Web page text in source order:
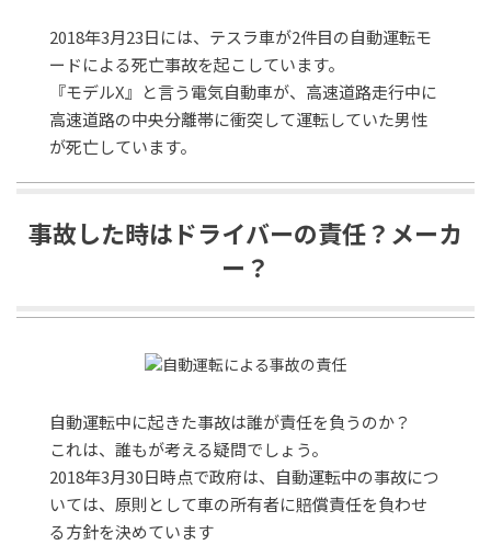
2018年3月23日には、テスラ車が2件目の自動運転モ
ードによる死亡事故を起こしています。
『モデルX』と言う電気自動車が、高速道路走行中に
高速道路の中央分離帯に衝突して運転していた男性
が死亡しています。
事故した時はドライバーの責任？メーカ
ー？
自動運転中に起きた事故は誰が責任を負うのか？
これは、誰もが考える疑問でしょう。
2018年3月30日時点で政府は、自動運転中の事故につ
いては、原則として車の所有者に賠償責任を負わせ
る方針を決めています